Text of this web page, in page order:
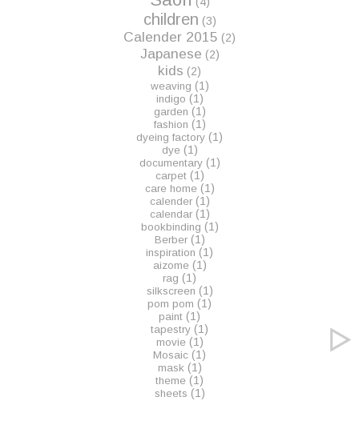
children (3)
Calender 2015 (2)
Japanese (2)
kids (2)
weaving (1)
indigo (1)
garden (1)
fashion (1)
dyeing factory (1)
dye(1)
documentary(1)
carpet(1)
care home(1)
calender(1)
calendar(1)
bookbinding (1)
Berber(1)
inspiration (1)
aizome(1)
rag (1)
silkscreen (1)
pom pom (1)
paint (1)
tapestry (1)
movie(1)
Mosaic (1)
mask (1)
theme (1)
sheets (1)